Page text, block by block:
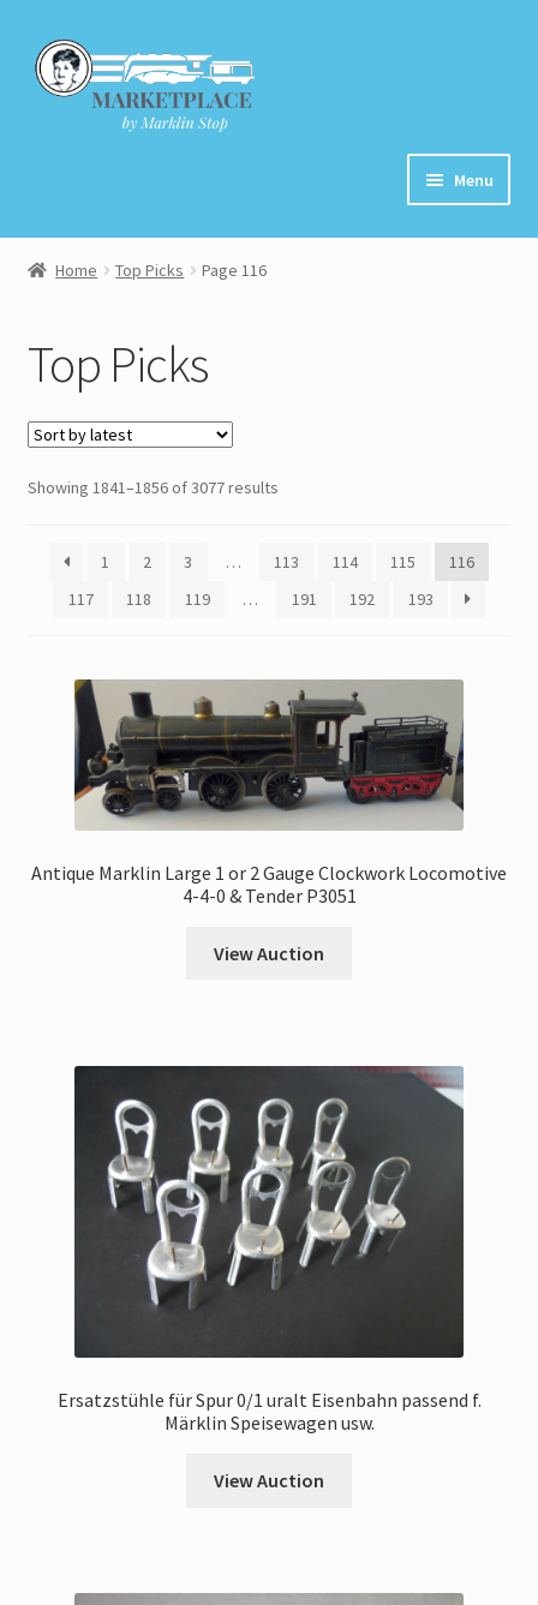
Skip
to
navigation
Skip
to
content
Menu
Home
Cart
Checkout
Contact
My Account
Stores
Home Top Picks Page 116
Top Picks
Showing 1841–1856 of 3077 results
1 2 3 … 113 114 115
116
117
118 119 … 191 192 193
Antique Marklin Large 1 or 2 Gauge Clockwork Locomotive
4-4-0 & Tender P3051
View Auction
Ersatzstühle für Spur 0/1 uralt Eisenbahn passend f.
Märklin Speisewagen usw.
View Auction